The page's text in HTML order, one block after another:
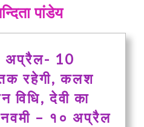
पांडेय
अप्रैल- 10
रहेगी, कलश
विधि, देवी का
– १० अप्रैल